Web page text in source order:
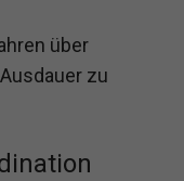
über
zu